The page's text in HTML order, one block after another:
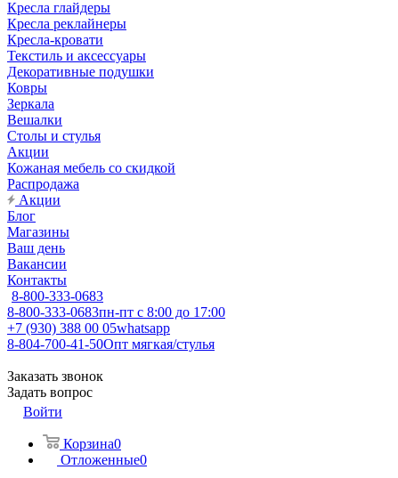
Кресла глайдеры
Кресла реклайнеры
Кресла-кровати
Текстиль и аксессуары
Декоративные подушки
Ковры
Зеркала
Вешалки
Столы и стулья
Акции
Кожаная мебель со скидкой
Распродажа
Акции
Блог
Магазины
Ваш день
Вакансии
Контакты
8-800-333-0683
8-800-333-0683пн-пт с 8:00 до 17:00
+7 (930) 388 00 05whatsapp
8-804-700-41-50Опт мягкая/стулья
Заказать звонок
Задать вопрос
Войти
Корзина0
Отложенные0